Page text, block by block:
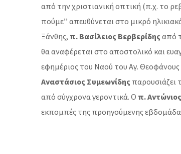
από την χριστιανική οπτική (π.χ. το
πούμε’’ απευθύνεται στο μικρό
Ξάνθης, π. Βασίλειος Βερβερίδης από
θα αναφέρεται στο αποστολικό και
εφημέριος του Ναού του Αγ. Θεοφάνους
Αναστάσιος Συμεωνίδης παρουσιάζει
από σύγχρονα γεροντικά. Ο π.
εκπομπές της προηγούμενης